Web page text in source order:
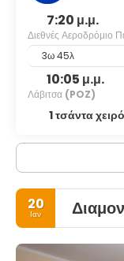
7:20 μ.μ.
Διεθνές Αεροδρόμιο
3ω 45λ
10:05 μ.μ.
Λάβιτσα (POZ)
1 τσάντα
20
Ιαν